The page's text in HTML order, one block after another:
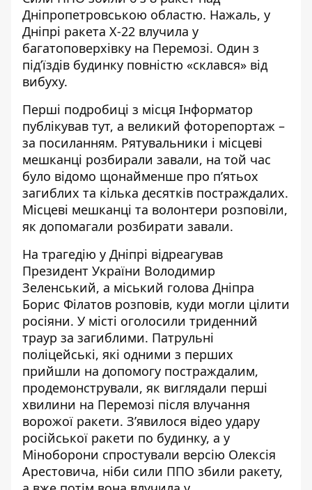
Дніпропетровською областю. Нажаль, у
Дніпрі ракета Х-22 влучила у
багатоповерхівку на Перемозі. Один з
під’їздів будинку повністю «склався» від
вибуху.
Перші подробиці з місця Інформатор
публікував тут, а великий фоторепортаж –
за посиланням. Рятувальники і місцеві
мешканці розбирали завали, на той час
було відомо щонайменше про п’ятьох
загиблих та кілька десятків постраждалих.
Місцеві мешканці та волонтери розповіли,
як допомагали розбирати завали.
На трагедію у Дніпрі відреагував
Президент України Володимир
Зеленський, а міський голова Дніпра
Борис Філатов розповів, куди могли цілити
росіяни. У місті оголосили триденний
траур за загиблими. Патрульні
поліцейські, які одними з перших
прийшли на допомогу постраждалим,
продемонстрували, як виглядали перші
хвилини на Перемозі після влучання
ворожої ракети. З’явилося відео удару
російської ракети по будинку, а у
Міноборони спростували версію Олексія
Арестовича, ніби сили ППО збили ракету,